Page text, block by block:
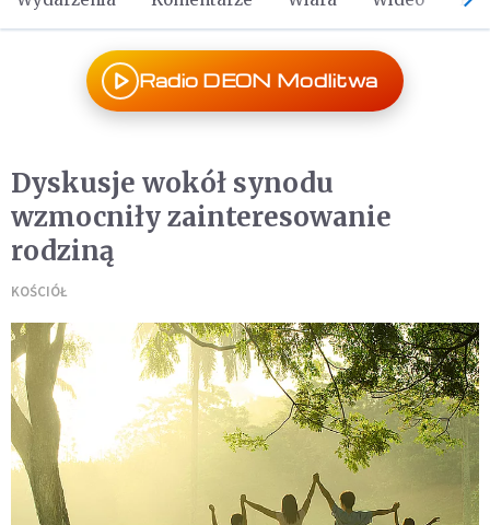
Radio DEON Modlitwa
Dyskusje wokół synodu
wzmocniły zainteresowanie
rodziną
KOŚCIÓŁ